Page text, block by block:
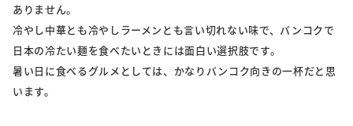
ありません。
冷やし中華とも冷やしラーメンとも言い切れない味で、バンコクで
日本の冷たい麺を食べたいときには面白い選択肢です。
暑い日に食べるグルメとしては、かなりバンコク向きの一杯だと思
います。